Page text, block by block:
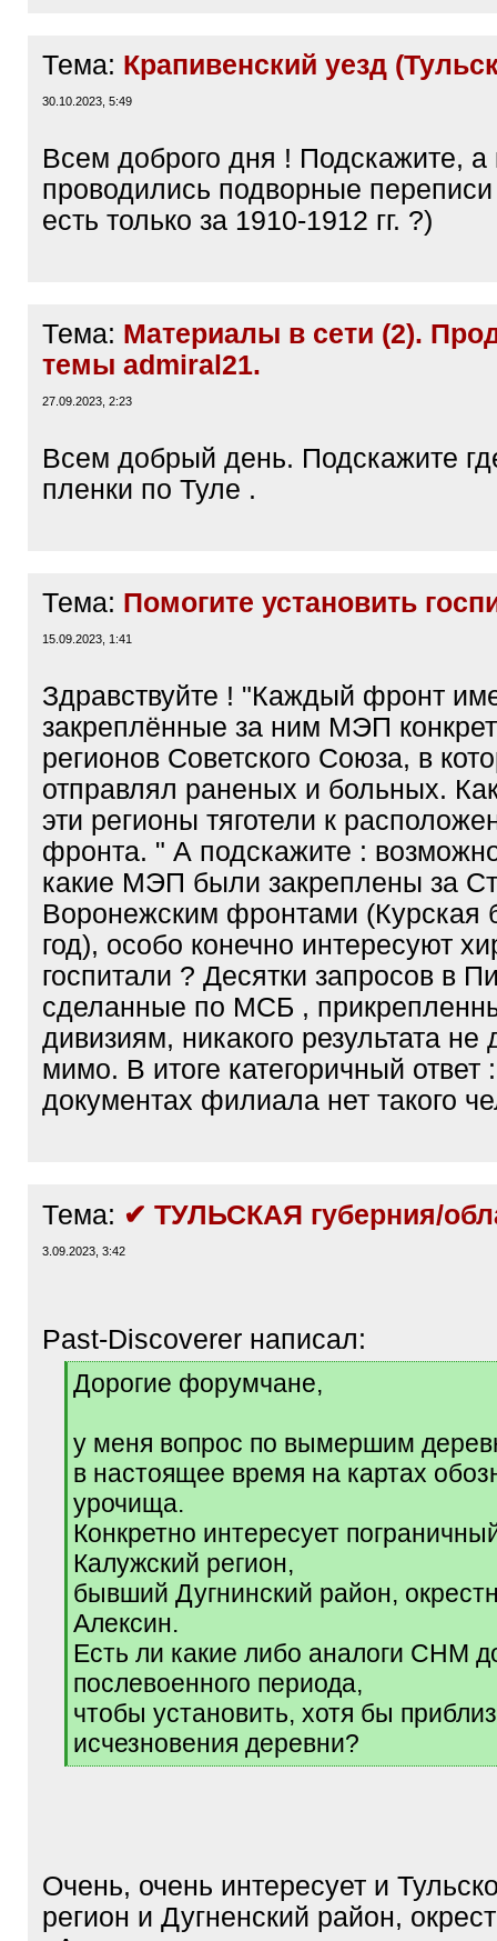
Тема: Крапивенский уезд
30.10.2023, 5:49
Всем доброго дня ! Подскажите, а
проводились подворные
есть только за 1910-1912 гг. ?)
Тема: Материалы в сети (2).
темы admiral21.
27.09.2023, 2:23
Всем добрый день. Подскажите
пленки по Туле .
Тема: Помогите установить
15.09.2023, 1:41
Здравствуйте ! "Каждый фронт
закреплённые за ним МЭП
регионов Советского Союза, в
отправлял раненых и больных.
эти регионы тяготели к
фронта. " А подскажите :
какие МЭП были закреплены за
Воронежским фронтами (Курская
год), особо конечно интересуют
госпитали ? Десятки запросов в
сделанные по МСБ ,
дивизиям, никакого результата не
мимо. В итоге категоричный ответ
документах филиала нет такого
Тема: ✔ ТУЛЬСКАЯ губерния/
3.09.2023, 3:42
Past-Discoverer написал:
q
Дорогие форумчане,
у меня вопрос по вымершим
в настоящее время на картах
урочища.
Конкретно интересует
Калужский регион,
бывший Дугнинский район,
Алексин.
Есть ли какие либо аналоги СНМ
послевоенного периода,
чтобы установить, хотя бы
исчезновения деревни?
[
Очень, очень интересует и
регион и Дугненский район,